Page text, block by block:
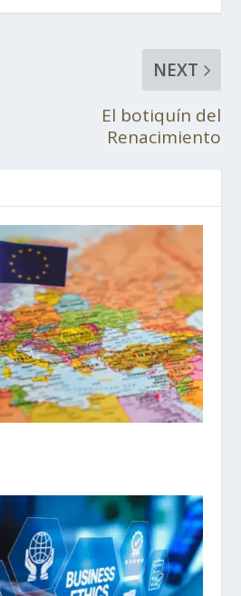
NEXT
El botiquín del
Renacimiento